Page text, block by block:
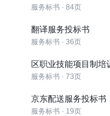
服务标书 · 84页
翻译服务投标书
服务标书 · 36页
服务标书 · 73页
京东配送服务投标书
服务标书 · 19页